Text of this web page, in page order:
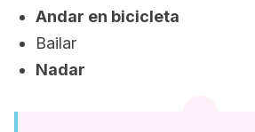
Andar en bicicleta
Bailar
Nadar